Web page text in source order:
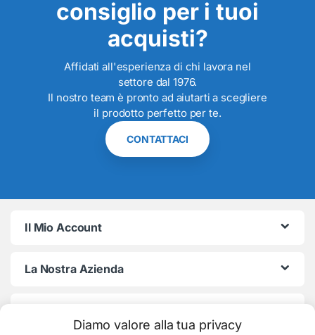
Diamo valore alla tua privacy
consiglio per i tuoi
acquisti?
Affidati all'esperienza di chi lavora nel
settore dal 1976.
Il nostro team è pronto ad aiutarti a scegliere
il prodotto perfetto per te.
CONTATTACI
Il Mio Account
La Nostra Azienda